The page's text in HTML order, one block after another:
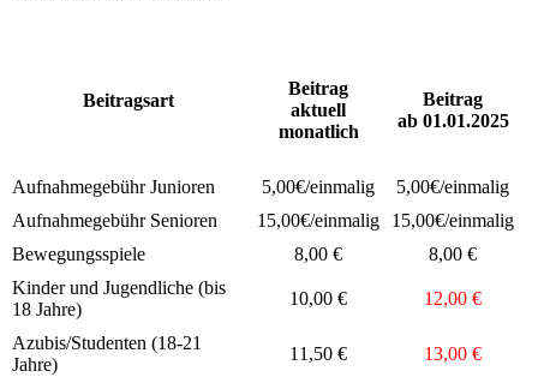
Beitragsart
Beitrag
aktuell
monatlich
Beitrag
ab 01.01.2025
Aufnahmegebühr Junioren 5,00€/einmalig
5,00€/einmalig
Aufnahmegebühr Senioren
15,00€/einmalig
15,00€/einmalig
Bewegungsspiele
8,00 €
8,00 €
Kinder und Jugendliche (bis
18 Jahre)
10,00 € 12,00 €
Azubis/Studenten (18-21
Jahre)
11,50 € 13,00 €